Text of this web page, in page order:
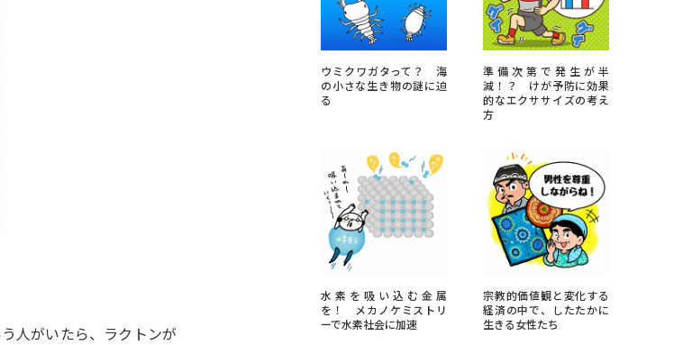
留学・進学関連、塾・予備校
大学入学共通テスト「受験上の配慮案内」の請求
高等学校卒業程度認定試験
大学検索
大学で学べる内容や特徴を調べる
人がいたら、ラクトンが
ウミクワガタって？ 海
の小さな生き物の謎に迫
る
準備次第で発生が半
減！？ けが予防に効果
的なエクササイズの考え
方
水素を吸い込む金属
を！ メカノケミストリ
ーで水素社会に加速
宗教的価値観と変化する
経済の中で、したたかに
生きる女性たち